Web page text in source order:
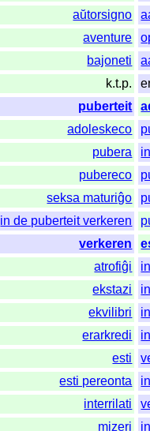
aŭtorsigno
aventure
bajoneti
k.t.p.
puberteit
adoleskeco
pubera
pubereco
seksa maturiĝo
in de puberteit verkeren
verkeren
atrofiĝi
ekstazi
ekvilibri
erarkredi
esti
esti pereonta
interrilati
mizeri